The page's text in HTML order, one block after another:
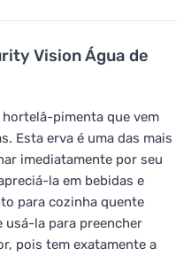
Vision Água de
pimenta que vem
Esta erva é uma das mais
imediatamente por seu
la em bebidas e
para cozinha quente
usá-la para preencher
pois tem exatamente a